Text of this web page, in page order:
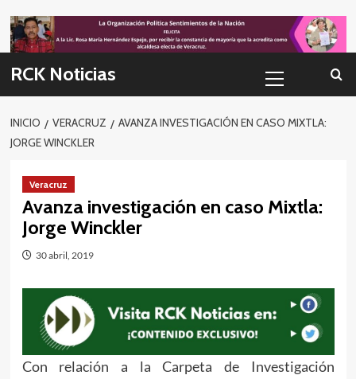
to
content
RCK Noticias
primario
INICIO VERACRUZ
AVANZA INVESTIGACIÓN EN CASO MIXTLA:
JORGE WINCKLER
Veracruz
Avanza investigación en caso Mixtla:
Jorge Winckler
30 abril, 2019
Con relación a la Carpeta de Investigación